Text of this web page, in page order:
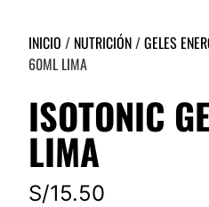
INICIO / NUTRICIÓN/GELES
60ML LIMA
ISOTONIC
LIMA
S/15.50